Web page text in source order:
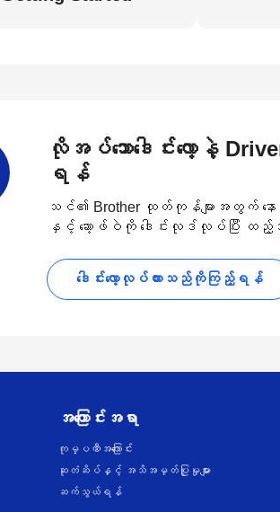
လိုအပ်သောဒေါင်းလော့နဲ့
ရန်
သင်၏ Brother ထုတ်ကုန်များအတွက် နောက်ဆုံး
နှင့် ဆော့ဖ်ဝဲကို ဒေါင်းလုဒ်လုပ်ပြီး ထည့်
ဒေါင်းလော့လုပ်ထားသည်ကိုကြည့်ရန်
အကြောင်းအရာ
ကုမ္ပဏီအကြောင်း
ဆုတံဆိပ်နှင့် အသိအမှတ်ပြုမှုများ
ဆက်သွယ်ရန်